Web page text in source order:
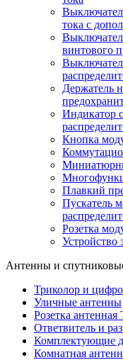
тока с
винтового
Держатель
Индикатор
Кнопка
Плавкий
Пускатель
Розетка
Антенны и
Триколор и
Уличные антенны
Розетка антенная
Ответвитель и
Комплектующие
Комнатная